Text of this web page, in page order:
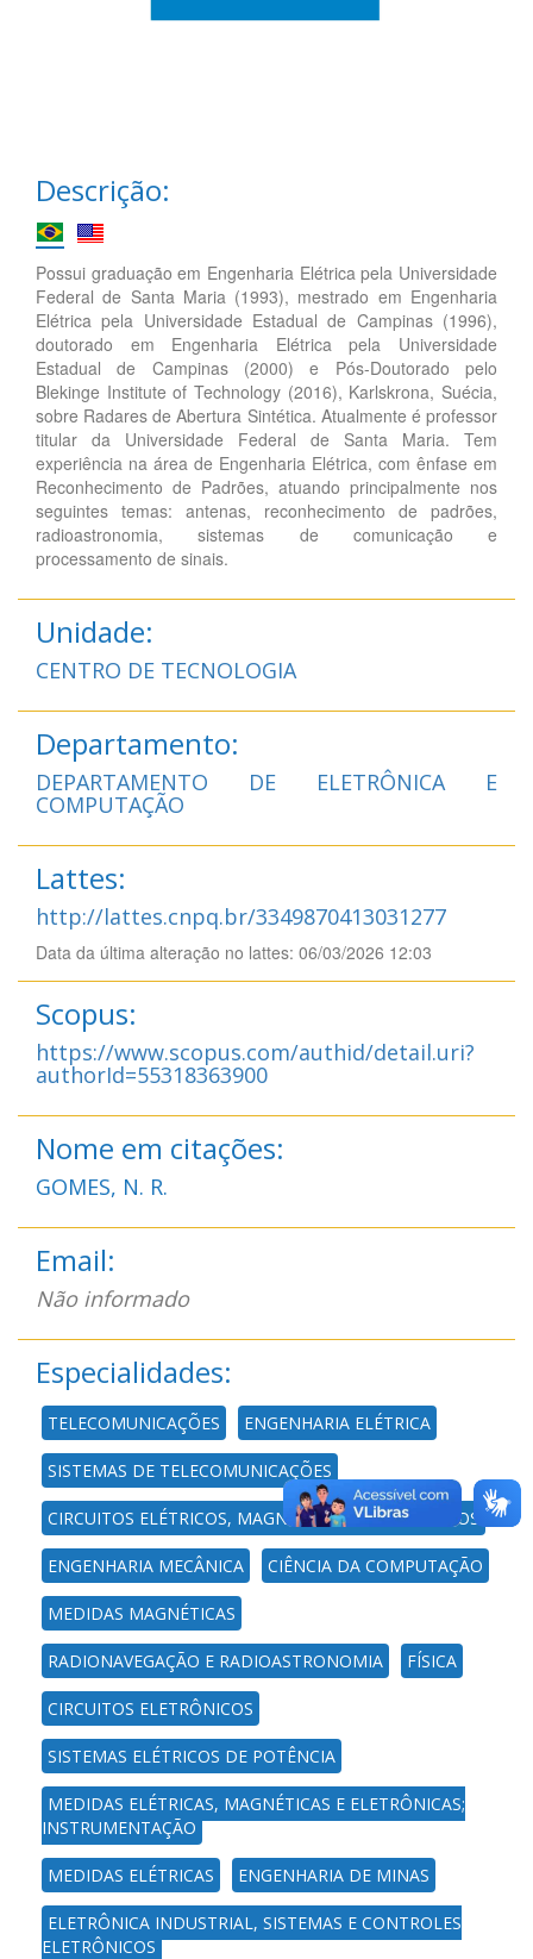
Descrição:
Possui graduação em Engenharia Elétrica pela Universidade
Federal de Santa Maria (1993), mestrado em Engenharia
Elétrica pela Universidade Estadual de Campinas (1996),
doutorado em Engenharia Elétrica pela Universidade
Estadual de Campinas (2000) e Pós-Doutorado pelo
Blekinge Institute of Technology (2016), Karlskrona, Suécia,
sobre Radares de Abertura Sintética. Atualmente é professor
titular da Universidade Federal de Santa Maria. Tem
experiência na área de Engenharia Elétrica, com ênfase em
Reconhecimento de Padrões, atuando principalmente nos
seguintes temas: antenas, reconhecimento de padrões,
radioastronomia, sistemas de comunicação e
processamento de sinais.
Unidade:
CENTRO DE TECNOLOGIA
Departamento:
DEPARTAMENTO DE ELETRÔNICA E
COMPUTAÇÃO
Lattes:
http://lattes.cnpq.br/3349870413031277
Data da última alteração no lattes: 06/03/2026 12:03
Scopus:
https://www.scopus.com/authid/detail.uri?
authorId=55318363900
Nome em citações:
GOMES, N. R.
Email:
Não informado
Especialidades:
TELECOMUNICAÇÕES ENGENHARIA ELÉTRICA
SISTEMAS DE TELECOMUNICAÇÕES
CIRCUITOS ELÉTRICOS, MAGNÉTICOS E ELETRÔNICOS
ENGENHARIA MECÂNICA CIÊNCIA DA COMPUTAÇÃO
MEDIDAS MAGNÉTICAS
RADIONAVEGAÇÃO E RADIOASTRONOMIA FÍSICA
CIRCUITOS ELETRÔNICOS
SISTEMAS ELÉTRICOS DE POTÊNCIA
MEDIDAS ELÉTRICAS, MAGNÉTICAS E ELETRÔNICAS;
INSTRUMENTAÇÃO
MEDIDAS ELÉTRICAS ENGENHARIA DE MINAS
ELETRÔNICA INDUSTRIAL, SISTEMAS E CONTROLES
ELETRÔNICOS